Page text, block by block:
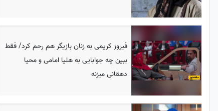
فیروز کریمی به زنان بازیگر هم رحم کرد/ فقط
ببین چه جوابایی به هلیا امامی و محیا
دهقانی میزنه